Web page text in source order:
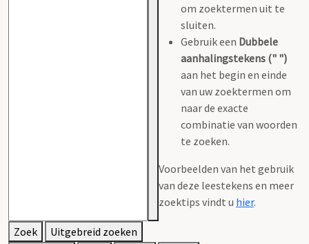
om zoektermen uit te
sluiten.
Gebruik een Dubbele
aanhalingstekens (" ")
aan het begin en einde
van uw zoektermen om
naar de exacte
combinatie van woorden
te zoeken.
Voorbeelden van het gebruik
van deze leestekens en meer
zoektips vindt u hier.
Zoek
Uitgebreid zoeken